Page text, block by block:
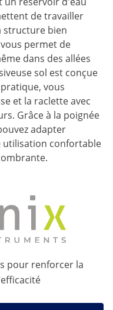
de travailler
structure bien
permet de
dans des allées
sol est conçue
vous
et la raclette avec
Grâce à la poignée
adapter
utilisation confortable
pour renforcer la